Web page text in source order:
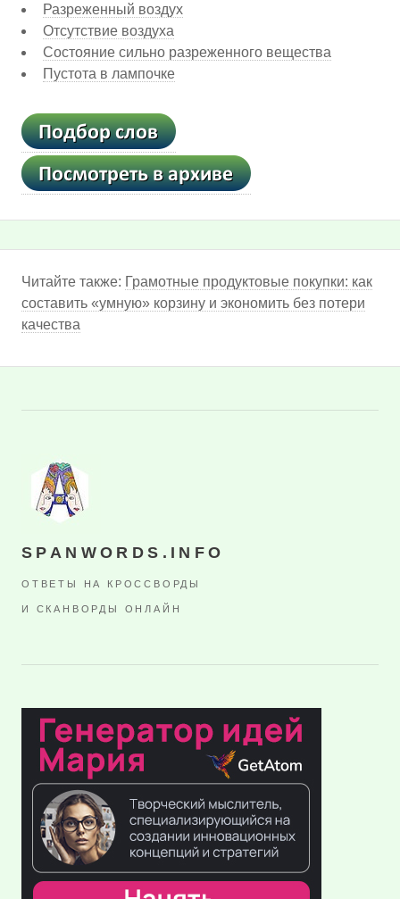
Разреженный воздух
Отсутствие воздуха
Состояние сильно разреженного вещества
Пустота в лампочке
Читайте также: Грамотные продуктовые покупки: как
составить «умную» корзину и экономить без потери
качества
SPANWORDS.INFO
ОТВЕТЫ НА КРОССВОРДЫ
И СКАНВОРДЫ ОНЛАЙН